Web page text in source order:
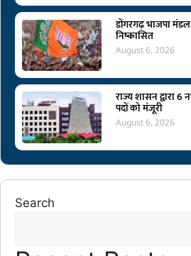
डोंगरगढ़ भाजपा मंडल
निष्कासित
August 6, 2026
राज्य शासन द्वारा
पदों को मंजूरी
August 6, 2026
Search